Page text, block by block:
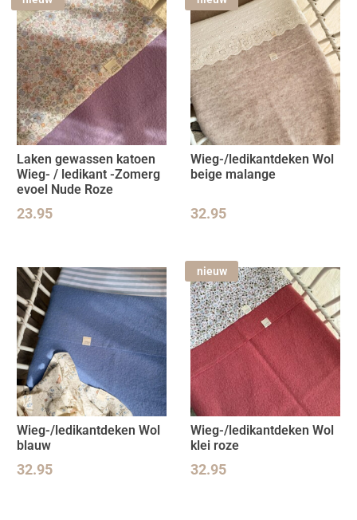
Laken gewassen katoen
Wieg- / ledikant -Zomerg
evoel Nude Roze
23.95
Wieg-/ledikantdeken Wol
beige malange
32.95
Wieg-/ledikantdeken Wol
blauw
32.95
nieuw
Wieg-/ledikantdeken Wol
klei roze
32.95